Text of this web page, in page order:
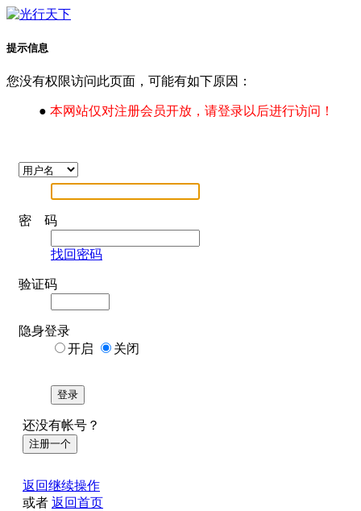
提示信息
您没有权限访问此页面，可能有如下原因：
● 本网站仅对注册会员开放，请登录以后进行访问！
密 码
找回密码
验证码
隐身登录
开启
关闭
登录
还没有帐号？
注册一个
返回继续操作
或者 返回首页